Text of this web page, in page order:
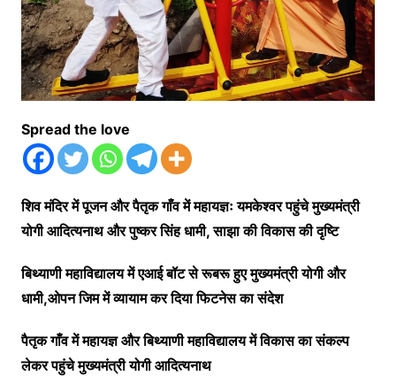
Spread the love
शिव मंदिर में पूजन और पैतृक गाँव में महायज्ञः यमकेश्वर पहुंचे मुख्यमंत्री
योगी आदित्यनाथ और पुष्कर सिंह धामी, साझा की विकास की दृष्टि
बिथ्याणी महाविद्यालय में एआई बॉट से रूबरू हुए मुख्यमंत्री योगी और
धामी,ओपन जिम में व्यायाम कर दिया फिटनेस का संदेश
पैतृक गाँव में महायज्ञ और बिथ्याणी महाविद्यालय में विकास का संकल्प
लेकर पहुंचे मुख्यमंत्री योगी आदित्यनाथ